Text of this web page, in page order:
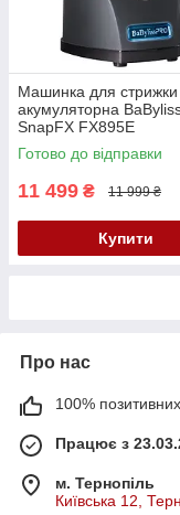
Машинка для стрижки
акумуляторна
SnapFX FX895E
Готово до відправки
11 499 ₴ 11 999 ₴
Купити
Про нас
100% позитивних
Працює з
м. Тернопіль
Київська 12,